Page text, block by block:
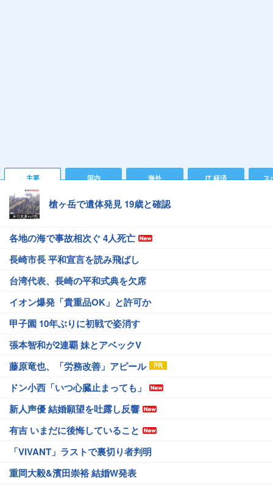
主要 国内 海外 IT 経済 ス
槍ヶ岳で遺体発見 19歳と確認
各地の海で事故相次ぐ 4人死亡
長崎市長 平和宣言を読み飛ばし
台湾代表、長崎の平和式典を欠席
イオン爆発「貴重品OK」と許可か
甲子園 10年ぶりに初戦で姿消す
張本智和が2連覇 妹とアベックV
藤原竜也、「労務改善」アピール
ドン小西「いつ心臓止まっても」
新人声優 結婚願望を吐露し反響
有吉 いまだに後悔していること
「VIVANT」ラストで裏切り者判明
重岡大毅&濱田崇裕 結婚W発表